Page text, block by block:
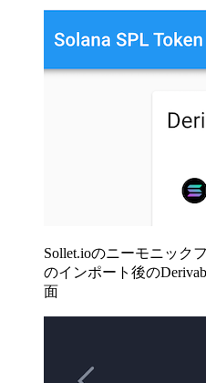
Sollet.ioのニーモニック
のインポート後の
面